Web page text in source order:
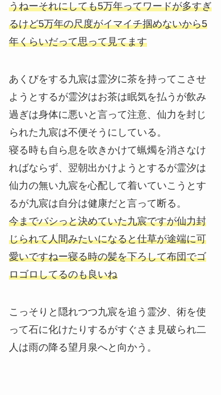
うねーそれにしても5万年ってワードが多すぎ
るけど5万年の尺度がイマイチ掴めないから5
年くらいだって思って見てます
あくびをする九宸は霊汐に茶を持ってこさせ
ようとするが霊汐はお茶は眠気を払うが飲み
過ぎは身体に悪いと言って注意、仙力を封じ
られた九宸は不便そうにしている。
寝る時も自ら息を吹きかけて蝋燭を消さなけ
ればならず、翌朝出かけようとするが霊汐は
仙力の無い九宸を心配して着いていこうとす
るが九宸は自分は健康だと言って断る。
今までバシっと決めていた九宸ですが仙力封
じられて人間みたいになると仕草が途端に可
愛いですねー寝る時の髪を下ろして布団でゴ
ロゴロしてるのも良いね
こっそりと隠れつつ九宸を追う霊汐、術を使
って石に化けたりするがすぐさま見破られ二
人は雨の降る望月泉へと向かう。